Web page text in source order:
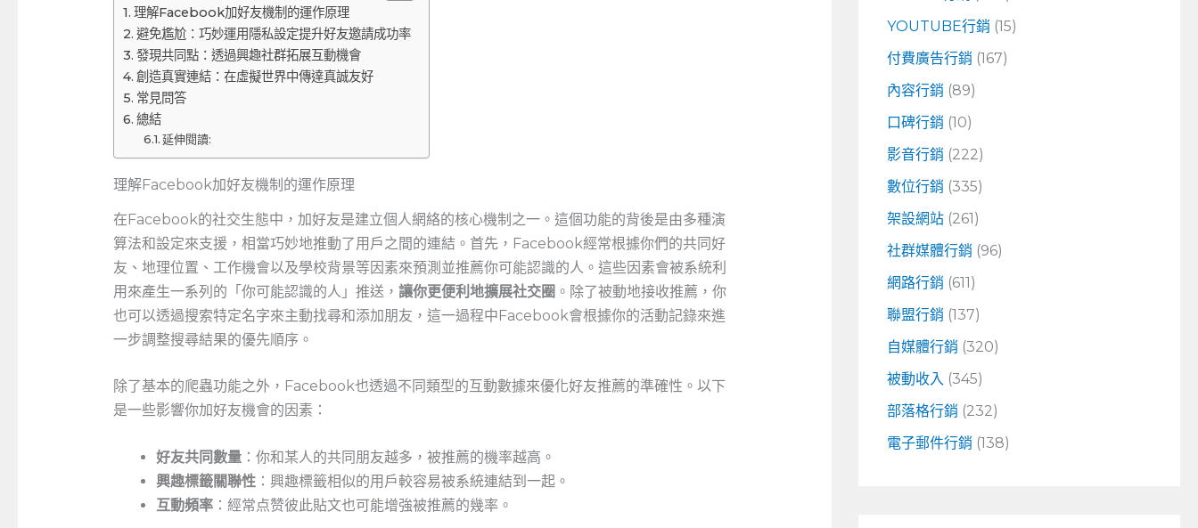
理解Facebook加好友機制的運作原理
避免尷尬：巧妙運用隱私設定提升好友邀請成功率
發現共同點：透過興趣社群拓展互動機會
創造真實連結：在虛擬世界中傳達真誠友好
常見問答
總結
延伸閱讀:
理解Facebook加好友機制的運作原理
在Facebook的社交生態中，加好友是建立個人網絡的核心機制之一。這個功能的背後是由多種演
算法和設定來支援，相當巧妙地推動了用戶之間的連結。首先，Facebook經常根據你們的共同好
友、地理位置、工作機會以及學校背景等因素來預測並推薦你可能認識的人。這些因素會被系統利
用來產生一系列的「你可能認識的人」推送， 讓你更便利地擴展社交圈 。除了被動地接收推薦，你
也可以透過搜索特定名字來主動找尋和添加朋友，這一過程中Facebook會根據你的活動記錄來進
一步調整搜尋結果的優先順序。
除了基本的爬蟲功能之外，Facebook也透過不同類型的互動數據來優化好友推薦的準確性。以下
是一些影響你加好友機會的因素：
好友共同數量：你和某人的共同朋友越多，被推薦的機率越高。
興趣標籤關聯性：興趣標籤相似的用戶較容易被系統連結到一起。
互動頻率：經常点赞彼此貼文也可能增強被推薦的幾率。
YOUTUBE行銷 (15)
付費廣告行銷 (167)
內容行銷 (89)
口碑行銷 (10)
影音行銷 (222)
數位行銷 (335)
架設網站(261)
社群媒體行銷 (96)
網路行銷 (611)
聯盟行銷 (137)
自媒體行銷 (320)
被動收入 (345)
部落格行銷 (232)
電子郵件行銷 (138)